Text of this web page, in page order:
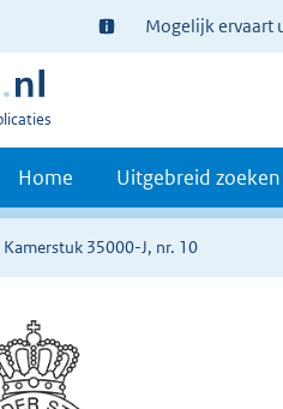
Ter
informatie:
Mogelijk ervaart
Home Uitgebreid zoeken
Kamerstuk 35000-J, nr. 10